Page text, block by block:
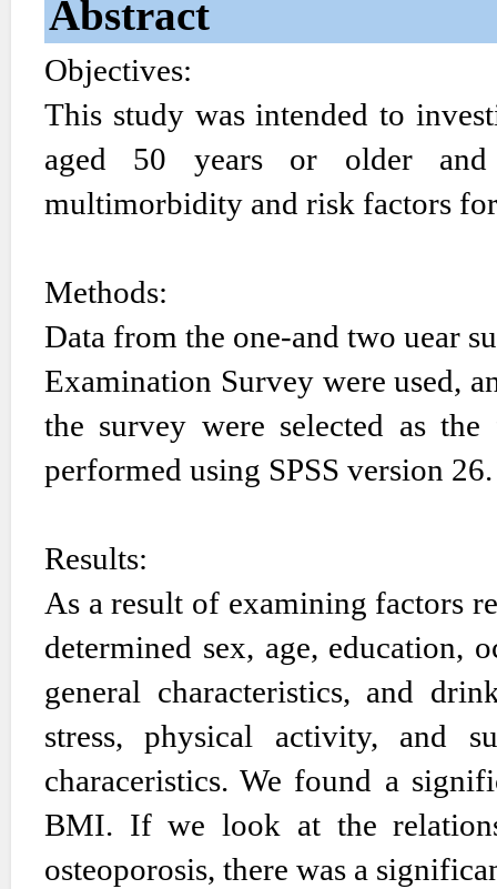
Abstract
Objectives:
This study was intended to
aged 50 years or older and
multimorbidity and risk factors
Methods:
Data from the one-and two uear
Examination Survey were used,
the survey were selected as
performed using SPSS version 26.
Results:
As a result of examining factors
determined sex, age, education,
general characteristics, and
stress, physical activity, and
characeristics. We found a
BMI. If we look at the
osteoporosis, there was a